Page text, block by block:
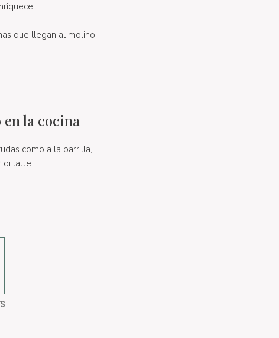
que llegan al molino
la cocina
como a la parrilla,
di latte.